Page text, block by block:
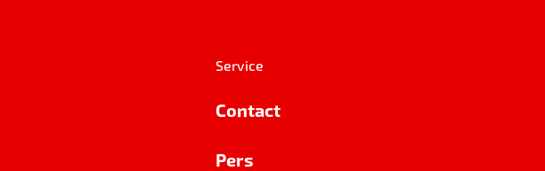
Service
Contact
Pers